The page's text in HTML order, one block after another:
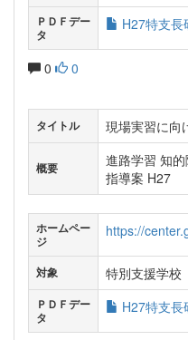
ＰＤＦデー
タ
H27特支
0 0
タイトル 現場実習に向
概要
進路学習 知
指導案 H27
ホームペー
ジ
https://
対象 特別支援学校
ＰＤＦデー
タ
H27特支